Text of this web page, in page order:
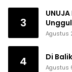
3
Agustus
4 Di
Agustus